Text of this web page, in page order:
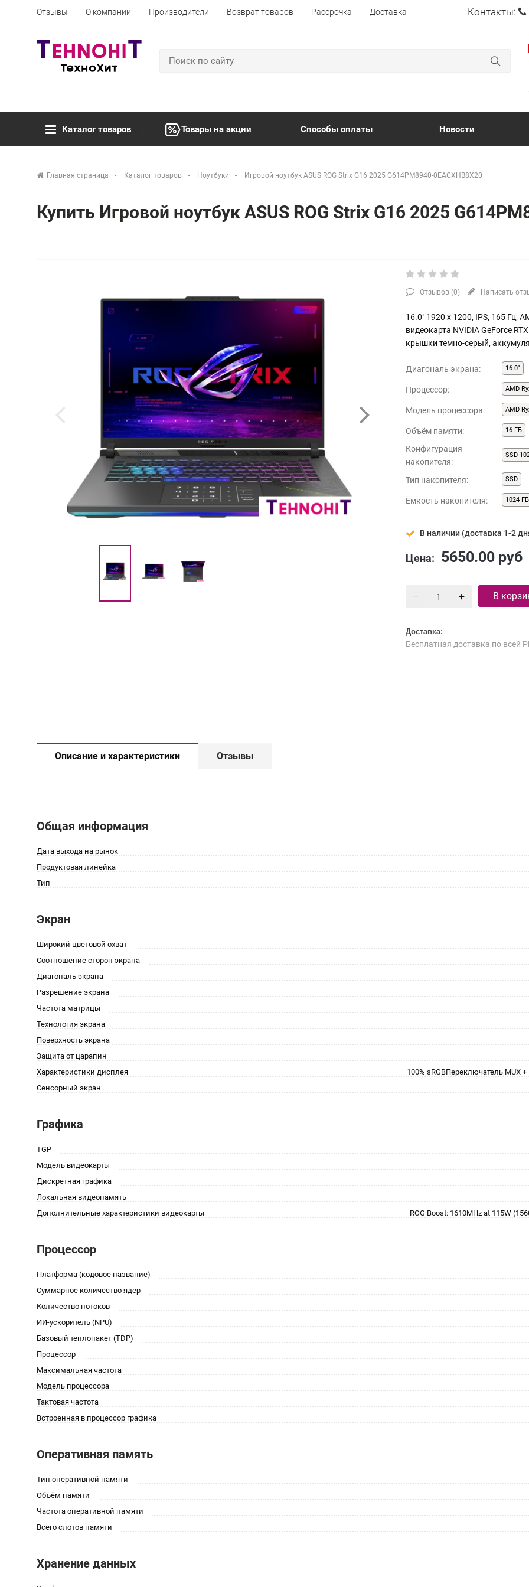
Отзывы О компании Производители Возврат товаров Рассрочка Доставка Контакты:
Каталог товаров Товары на акции Способы оплаты Новости
Главная страница Каталог товаров Ноутбуки Игровой ноутбук ASUS ROG Strix G16 2025 G614PM8940-0EACXHB8X20
Купить Игровой ноутбук ASUS ROG Strix G16 2025
Отзывов (0) Написать
16.0" 1920 x 1200, IPS, 165 Гц,
видеокарта NVIDIA GeForce
крышки темно-серый,
Диагональ экрана: 16.0"
Процессор: AMD
Модель процессора: AMD
Объём памяти: 16 ГБ
Конфигурация
накопителя:
SSD
Тип накопителя: SSD
Ёмкость накопителя: 1024 ГБ
В наличии (доставка 1-2
Цена: 5650.00 руб
В
Доставка:
Бесплатная доставка по всей
Описание и характеристики Отзывы
Общая информация
Дата выхода на рынок
Продуктовая линейка
Тип
Экран
Широкий цветовой охват
Соотношение сторон экрана
Диагональ экрана
Разрешение экрана
Частота матрицы
Технология экрана
Поверхность экрана
Защита от царапин
Характеристики дисплея
100% sRGBПереключатель MUX
Сенсорный экран
Графика
TGP
Модель видеокарты
Дискретная графика
Локальная видеопамять
Дополнительные характеристики видеокарты
ROG Boost: 1610MHz at 115W
Процессор
Платформа (кодовое название)
Суммарное количество ядер
Количество потоков
ИИ-ускоритель (NPU)
Базовый теплопакет (TDP)
Процессор
Максимальная частота
Модель процессора
Тактовая частота
Встроенная в процессор графика
Оперативная память
Тип оперативной памяти
Объём памяти
Частота оперативной памяти
Всего слотов памяти
Хранение данных